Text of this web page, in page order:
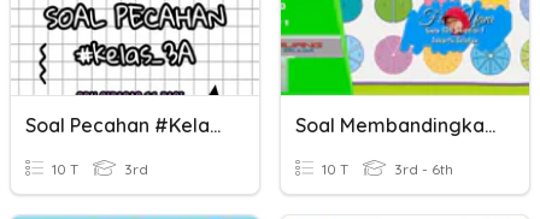
Soal Pecahan #kelas 3A
10 T 3rd
Soal Membandingkan Pecahan
10 T 3rd - 6th